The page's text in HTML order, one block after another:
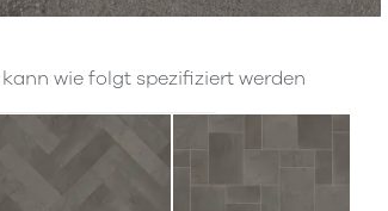
wie folgt spezifiziert werden